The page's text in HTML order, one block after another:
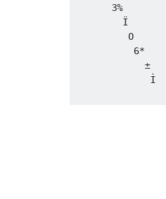
3%
Ï
          O
6*
±
Ì